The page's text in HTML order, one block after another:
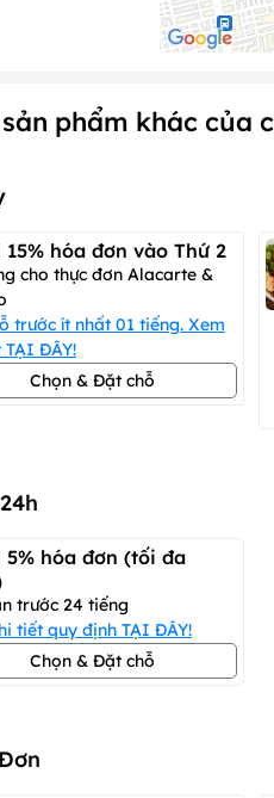
phẩm khác của
15% hóa đơn vào Thứ 2
cho thực đơn Alacarte &
trước ít nhất 01 tiếng. Xem
ĐÂY!
Chọn & Đặt chỗ
5% hóa đơn (tối đa
trước 24 tiếng
tiết quy định TẠI ĐÂY!
Chọn & Đặt chỗ